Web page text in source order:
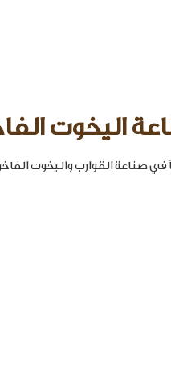
اليخوت
صناعة القوارب واليخوت